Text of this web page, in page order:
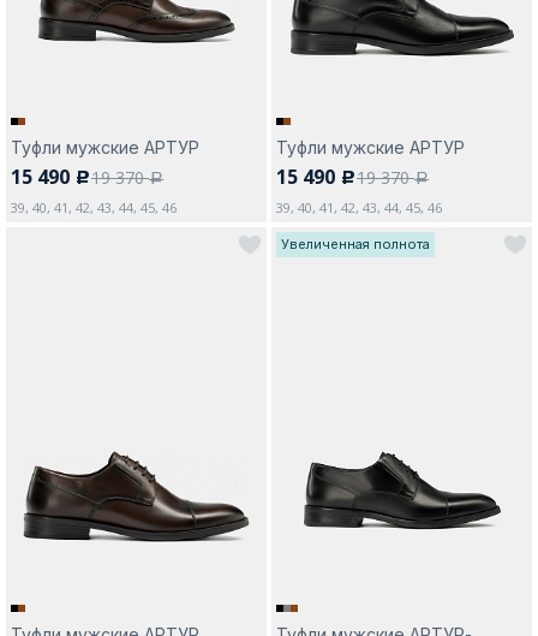
Туфли мужские АРТУР
15 490 c19 370a
39, 40, 41, 42, 43, 44, 45, 46
Туфли мужские АРТУР
15 490 c19 370a
39, 40, 41, 42, 43, 44, 45, 46
Увеличенная полнота